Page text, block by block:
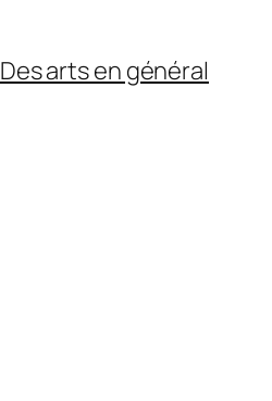
Des arts en général